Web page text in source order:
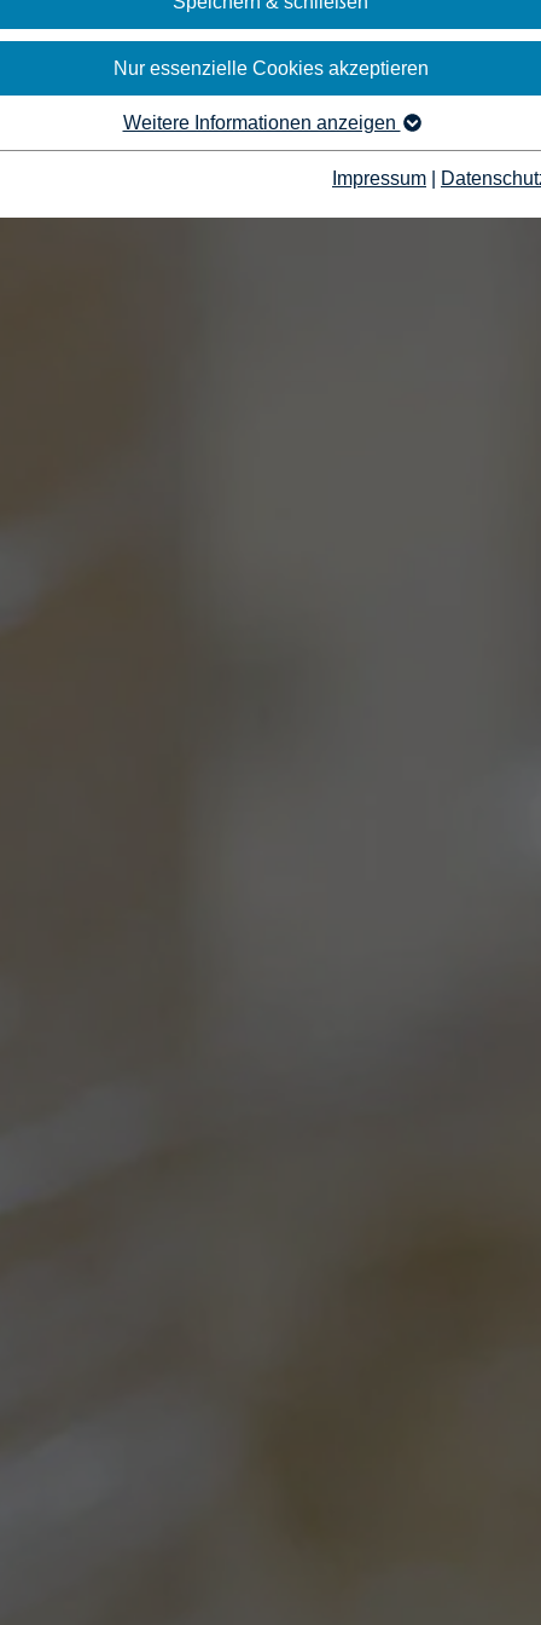
Nur essenzielle Cookies akzeptieren
Weitere Informationen anzeigen
Impressum